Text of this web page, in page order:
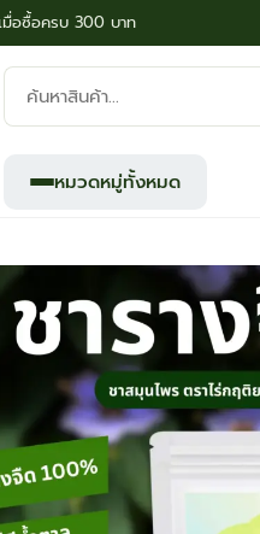
อซื้อครบ 300 บาท
ค้นหา
สินค้า:
หมวดหมู่ทั้งหมด